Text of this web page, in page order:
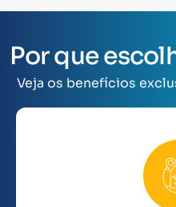
Por que
Veja os benefícios